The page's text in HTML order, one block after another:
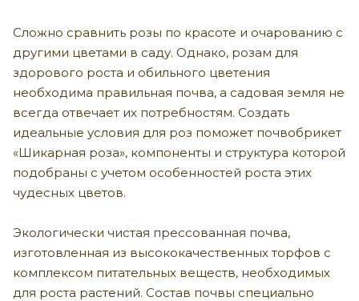
Сложно сравнить розы по красоте и очарованию с
другими цветами в саду. Однако, розам для
здорового роста и обильного цветения
необходима правильная почва, а садовая земля не
всегда отвечает их потребностям. Создать
идеальные условия для роз поможет почвобрикет
«Шикарная роза», компоненты и структура которой
подобраны с учетом особенностей роста этих
чудесных цветов.
Экологически чистая прессованная почва,
изготовленная из высококачественных торфов с
комплексом питательных веществ, необходимых
для роста растений. Состав почвы специально